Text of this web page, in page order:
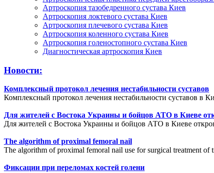
Артроскопия тазобедренного сустава Киев
Артроскопия локтевого сустава Киев
Артроскопия плечевого сустава Киев
Артроскопия коленного сустава Киев
Артроскопия голеностопного сустава Киев
Диагностическая артроскопия Киев
Новости:
Комплексный протокол лечения нестабильности суставов
Комплексный протокол лечения нестабильности суставов
Для жителей с Востока Украины и бойцов АТО в Киеве
Для жителей с Востока Украины и бойцов АТО в Киеве
The algorithm of proximal femoral nail
The algorithm of proximal femoral nail use for surgical treatment of
Фиксации при переломах костей голени